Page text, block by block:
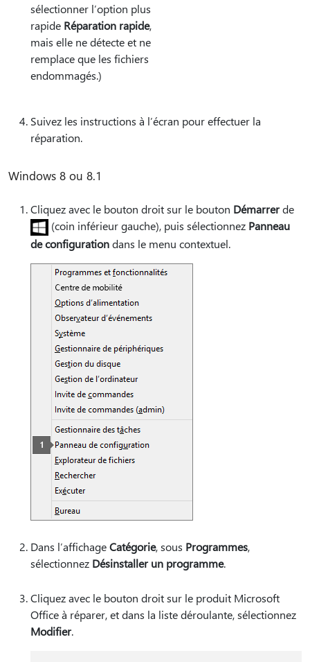
sélectionner l’option plus
rapide Réparation rapide,
mais elle ne détecte et ne
remplace que les fichiers
endommagés.)
Suivez les instructions à l’écran pour effectuer la
réparation.
Windows 8 ou 8.1
Cliquez avec le bouton droit sur le bouton Démarrerde
(coin inférieur gauche), puis sélectionnez Panneau
de configurationdans le menu contextuel.
Dans l’affichageCatégorie, sous Programmes,
sélectionnez Désinstaller un programme.
Cliquez avec le bouton droit sur le produit Microsoft
Office à réparer, et dans la liste déroulante, sélectionnez
Modifier.